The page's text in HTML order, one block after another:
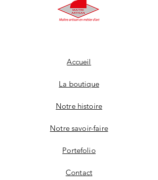
Accueil
La boutique
Notre histoire
Notre savoir-faire
Portefolio
Contact